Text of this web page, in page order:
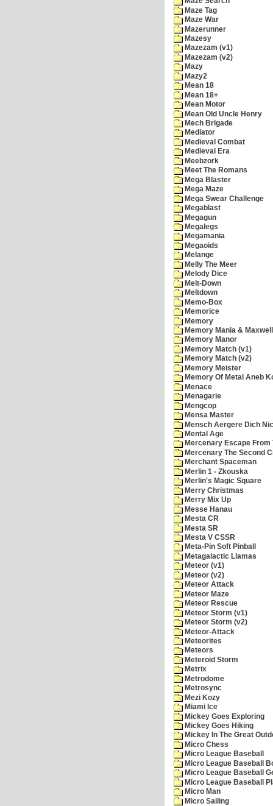
Maze Tag
Maze War
Mazerunner
Mazesy
Mazezam (v1)
Mazezam (v2)
Mazy
Mazy2
Mean 18
Mean 18+
Mean Motor
Mean Old Uncle Henry
Mech Brigade
Mediator
Medieval Combat
Medieval Era
Meebzork
Meet The Romans
Mega Blaster
Mega Maze
Mega Swear Challenge
Megablast
Megagun
Megalegs
Megamania
Megaoids
Melange
Melly The Meer
Melody Dice
Melt-Down
Meltdown
Memo-Box
Memorice
Memory
Memory Mania &
Memory Manor
Memory Match (v1)
Memory Match (v2)
Memory Meister
Memory Of Metal Aneb
Menace
Menagarie
Mengcop
Mensa Master
Mensch Aergere Dich
Mental Age
Mercenary Escape From
Mercenary The Second
Merchant Spaceman
Merlin 1 - Zkouska
Merlin's Magic Square
Merry Christmas
Merry Mix Up
Messe Hanau
Mesta CR
Mesta SR
Mesta V CSSR
Meta-Pin Soft Pinball
Metagalactic Llamas
Meteor (v1)
Meteor (v2)
Meteor Attack
Meteor Maze
Meteor Rescue
Meteor Storm (v1)
Meteor Storm (v2)
Meteor-Attack
Meteorites
Meteors
Meteroid Storm
Metrix
Metrodome
Metrosync
Mezi Kozy
Miami Ice
Mickey Goes Exploring
Mickey Goes Hiking
Mickey In The Great
Micro Chess
Micro League Baseball
Micro League Baseball
Micro League Baseball
Micro League Baseball
Micro Man
Micro Sailing